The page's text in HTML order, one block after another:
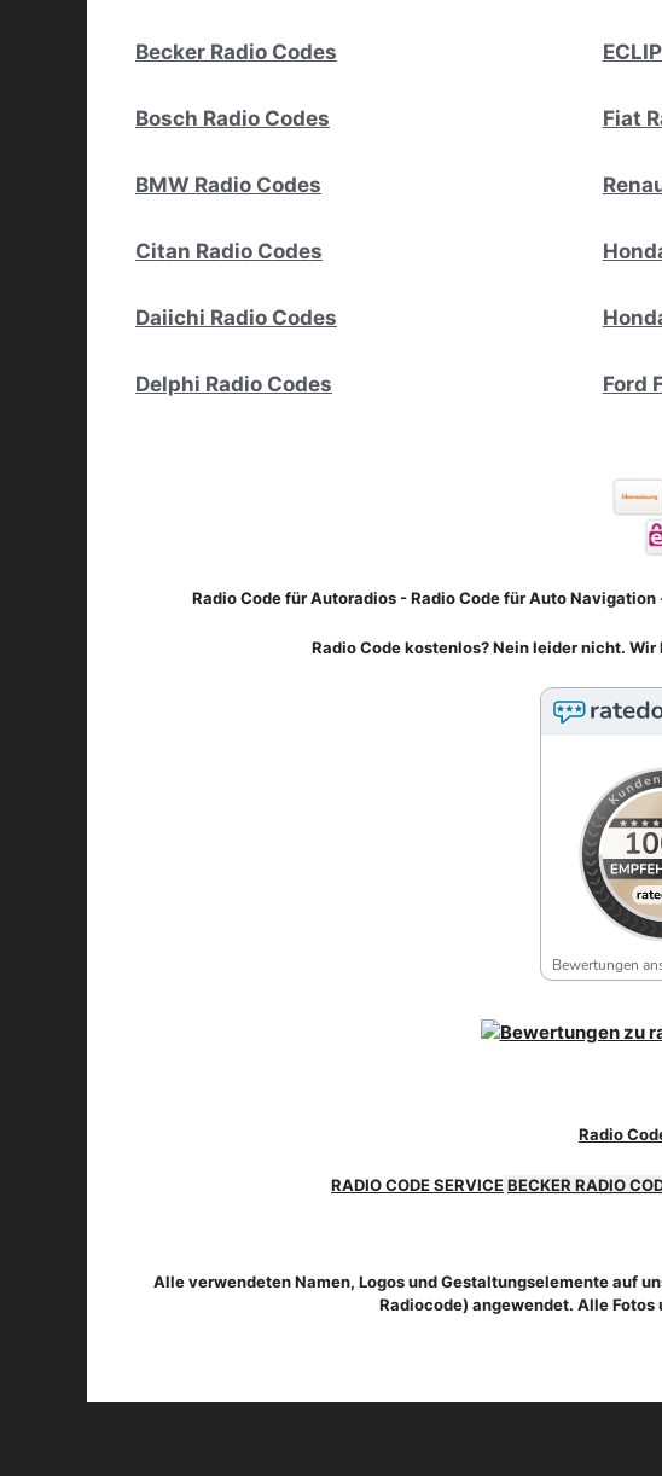
Becker Radio Codes
Bosch Radio Codes
BMW Radio Codes
Citan Radio Codes
Daiichi Radio Codes
Delphi Radio Codes
Fiat
Ford
Radio Code für Autoradios - Radio Code für Auto
Radio Code kostenlos? Nein leider nicht.
Bewertungen
Radio
RADIO CODE SERVICEBECKER RADIO
Alle verwendeten Namen, Logos und Gestaltungselemente auf
Radiocode) angewendet. Alle